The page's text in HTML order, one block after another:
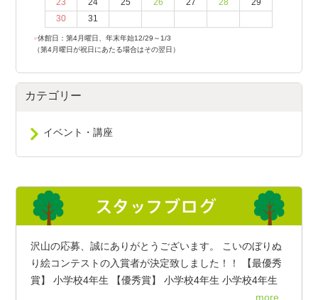
23
24 25 26 27 28
29
30
31
●休館日：第4月曜日、年末年始12/29～1/3
（第4月曜日が祝日にあたる場合はその翌日）
カテゴリー
イベント・講座
沢山の応募、誠にありがとうございます。 こいのぼりぬ
り絵コンテストの入賞者が決定致しました！！ 【最優秀
賞】 小学校4年生 【優秀賞】 小学校4年生 小学校4年生
more...